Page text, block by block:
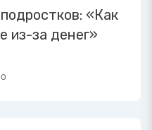
«Как
из-за денег»
0